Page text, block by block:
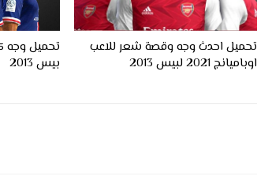
تحميل احدث وجه وقصة شعر للاعب
اوباميانج 2021 لبيس 2013
بيس 2013